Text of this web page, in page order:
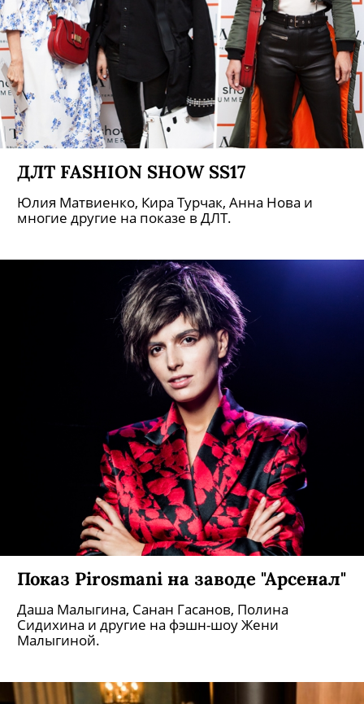
ДЛТ FASHION SHOW SS17
Юлия Матвиенко, Кира Турчак, Анна Нова и
многие другие на показе в ДЛТ.
Показ Pirosmani на заводе "Арсенал"
Даша Малыгина, Санан Гасанов, Полина
Сидихина и другие на фэшн-шоу Жени
Малыгиной.